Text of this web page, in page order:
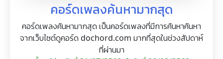
คอร์ดเพลงค้นหามากสุด
คอร์ดเพลงค้นหามากสุด เป็นคอร์ดเพลงที่มีการค้นหาค้นหา
จากเว็บไซต์ดูคอร์ด dochord.com มากที่สุดในช่วงสัปดาห์
ที่ผ่านมา